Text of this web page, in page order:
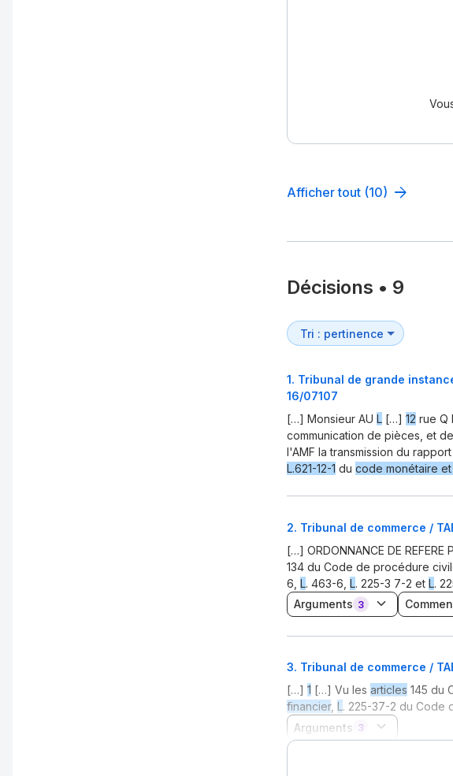
Afficher tout (10)
Décisions • 9
1. Tribunal de grande
16/07107
[…] Monsieur AU L […] 12 rue Q
communication de pièces, et
l'AMF la transmission du
L.621-12-1 du code monétaire
2. Tribunal de commerce /
[…] ORDONNANCE DE REFERE
134 du Code de procédure
6, L. 463-6, L. 225-3 7-2 et L.
Arguments 3
3. Tribunal de commerce /
[…] 1 […] Vu les articles 145 du
financier, L . 225-37-2 du Code
Arguments 3